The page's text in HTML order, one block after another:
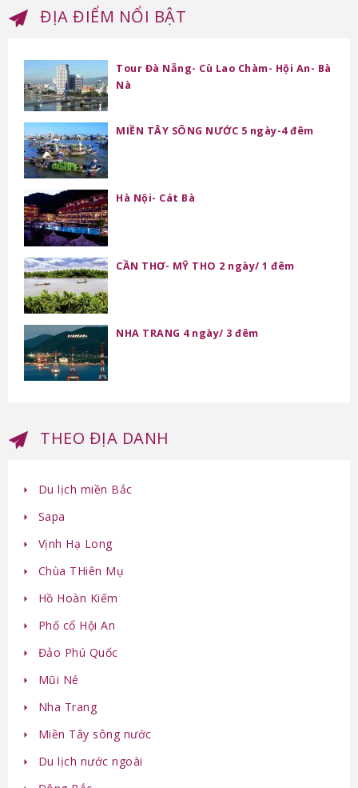
ĐỊA ĐIỂM NỔI BẬT
Tour Đà Nẵng- Cù Lao Chàm- Hội An- Bà
Nà
MIỀN TÂY SÔNG NƯỚC 5 ngày-4 đêm
Hà Nội- Cát Bà
CẦN THƠ- MỸ THO 2 ngày/ 1 đêm
NHA TRANG 4 ngày/ 3 đêm
THEO ĐỊA DANH
Du lịch miền Bắc
Sapa
Vịnh Hạ Long
Chùa THiên Mụ
Hồ Hoàn Kiếm
Phố cổ Hội An
Đảo Phú Quốc
Mũi Né
Nha Trang
Miền Tây sông nước
Du lịch nước ngoài